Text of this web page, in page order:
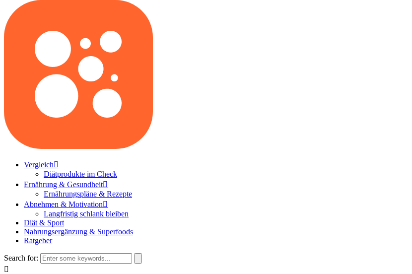
Vergleich
Diätprodukte im Check
Ernährung & Gesundheit
Ernährungspläne & Rezepte
Abnehmen & Motivation
Langfristig schlank bleiben
Diät & Sport
Nahrungsergänzung & Superfoods
Ratgeber
Search for: